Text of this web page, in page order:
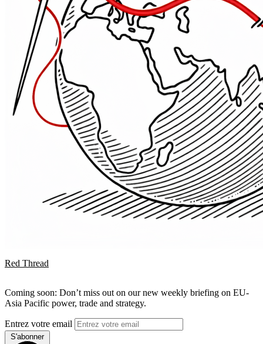
Red Thread
Coming soon: Don’t miss out on our new weekly briefing on EU-
Asia Pacific power, trade and strategy.
Entrez votre email
S'abonner